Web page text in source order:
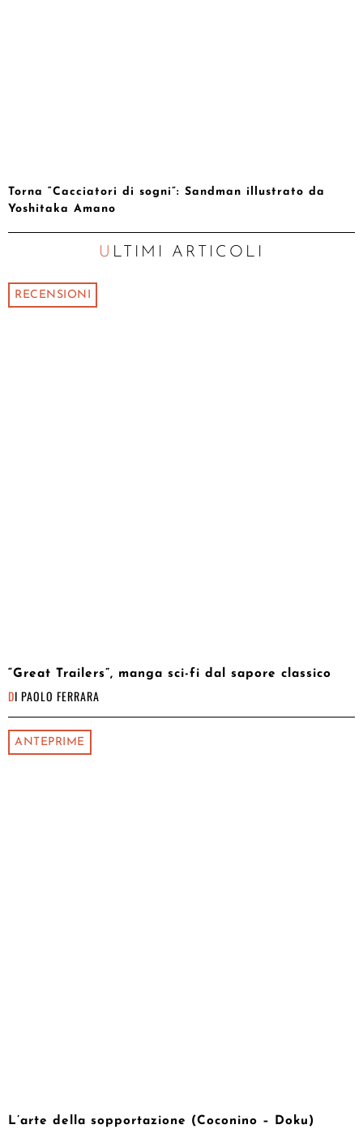
Torna “Cacciatori di sogni”: Sandman illustrato da
Yoshitaka Amano
ULTIMI ARTICOLI
RECENSIONI
“Great Trailers”, manga sci-fi dal sapore classico
DI PAOLO FERRARA
ANTEPRIME
L’arte della sopportazione (Coconino – Doku)